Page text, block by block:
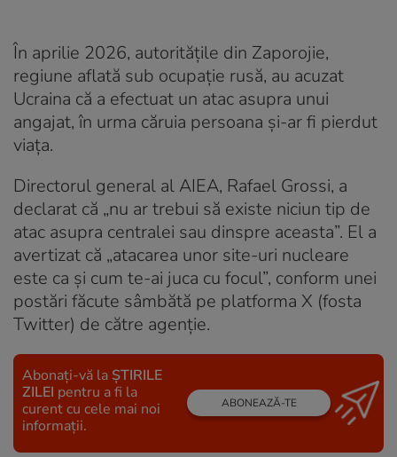
În aprilie 2026, autoritățile din Zaporojie,
regiune aflată sub ocupație rusă, au acuzat
Ucraina că a efectuat un atac asupra unui
angajat, în urma căruia persoana și-ar fi pierdut
viața.
Directorul general al AIEA, Rafael Grossi, a
declarat că „nu ar trebui să existe niciun tip de
atac asupra centralei sau dinspre aceasta”. El a
avertizat că „atacarea unor site-uri nucleare
este ca și cum te-ai juca cu focul”, conform unei
postări făcute sâmbătă pe platforma X (fosta
Twitter) de către agenție.
Abonați-vă la ȘTIRILE
ZILEI pentru a fi la
curent cu cele mai noi
informații.
ABONEAZĂ-TE